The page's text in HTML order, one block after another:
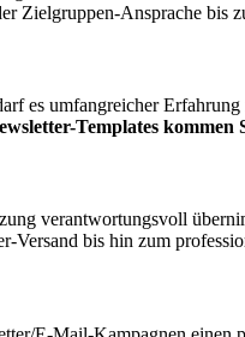
Ansprache bis
es umfangreicher
Templates kommen
verantwortungsvoll
Versand bis hin zum